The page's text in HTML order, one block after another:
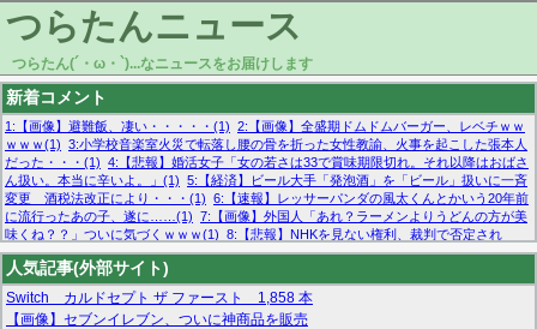
つらたんニュース
つらたん(´・ω・`)...なニュースをお届けします
新着コメント
1:【画像】避難飯、凄い・・・・・(1) 2:【画像】全盛期ドムドムバーガー、レベチｗｗ
ｗｗｗ(1) 3:小学校音楽室火災で転落し腰の骨を折った女性教諭、火事を起こした張本人
だった・・・(1) 4:【悲報】婚活女子「女の若さは33で賞味期限切れ。それ以降はおばさ
ん扱い。本当に辛いよ。」(1) 5:【経済】ビール大手「発泡酒」を「ビール」扱いに一斉
変更 酒税法改正により・・・(1) 6:【速報】レッサーパンダの風太くんとかいう20年前
に流行ったあの子、遂に……(1) 7:【画像】外国人「あれ？ラーメンよりうどんの方が美
味くね？？」ついに気づくｗｗｗ(1) 8:【悲報】NHKを見ない権利、裁判で否定され
る・・・(1) 9:欧州委員長「原発縮小は間違いでした」(1) 10:【悲報】日本企業の人手不
足、限界突破 52%「正社員も足りてません…」(1)
人気記事(外部サイト)
Switch カルドセプト ザ ファースト 1,858 本
【画像】セブンイレブン、ついに神商品を販売